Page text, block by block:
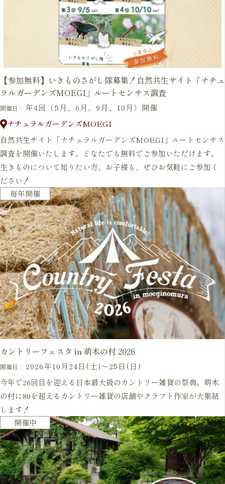
【参加無料】いきものさがし隊募集！自然共生サイト「ナチュ
ラルガーデンズMOEGI」ルートセンサス調査
開催日： 年4回（5月、6月、9月、10月）開催
ナチュラルガーデンズMOEGI
自然共生サイト「ナチュラルガーデンズMOEGI」ルートセンサス
調査を開催いたします。どなたでも無料でご参加いただけます。
生きものについて知りたい方、お子様も、ぜひお気軽にご参加く
ださい！
開催予定
毎年開催
カントリーフェスタ in 萌木の村 2026
開催日： 2026年10月24日(土)〜25日(日)
今年で26回目を迎える日本最大級のカントリー雑貨の祭典。萌木
の村に80を超えるカントリー雑貨の店舗やクラフト作家が大集結
します！
開催中